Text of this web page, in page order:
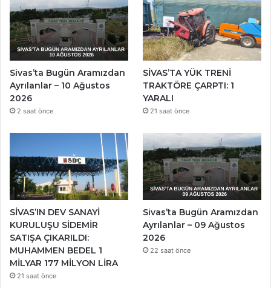
Sivas’ta Bugün Aramızdan
Ayrılanlar – 10 Ağustos
2026
2 saat önce
SİVAS’TA YÜK TRENİ
TRAKTÖRE ÇARPTI: 1
YARALI
21 saat önce
SİVAS’IN DEV SANAYİ
KURULUŞU SİDEMİR
SATIŞA ÇIKARILDI:
MUHAMMEN BEDEL 1
MİLYAR 177 MİLYON LİRA
21 saat önce
Sivas’ta Bugün Aramızdan
Ayrılanlar – 09 Ağustos
2026
22 saat önce